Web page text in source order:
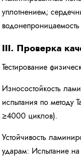
уплотнением;
III. Проверка
Тестирование
Износостойкость
испытания по методу
≥4000 циклов).
Устойчивость
ударам: Испытание